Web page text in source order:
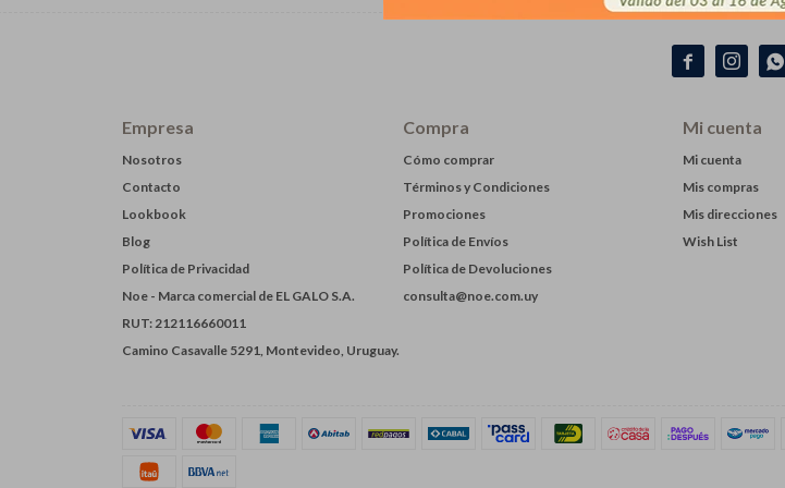
  
Empresa
Nosotros
Contacto
Lookbook
Blog
Política de Privacidad
Noe - Marca comercial de EL GALO S.A.
RUT: 212116660011
Camino Casavalle 5291, Montevideo, Uruguay.
Compra
Cómo comprar
Términos y Condiciones
Promociones
Política de Envíos
Política de Devoluciones
consulta@noe.com.uy
Mi cuenta
Mi cuenta
Mis compras
Mis direcciones
Wish List